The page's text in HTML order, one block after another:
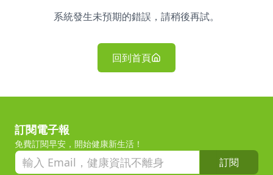
系統發生未預期的錯誤，請稍後再試。
回到首頁
訂閱電子報
免費訂閱早安，開始健康新生活！
訂閱